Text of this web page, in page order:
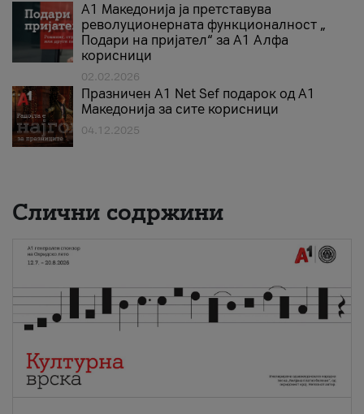
А1 Македонија ја претставува
револуционерната функционалност „
Подари на пријател“ за А1 Алфа
корисници
02.02.2026
Празничен A1 Net Sеf подарок од А1
Македонија за сите корисници
04.12.2025
Слични содржини